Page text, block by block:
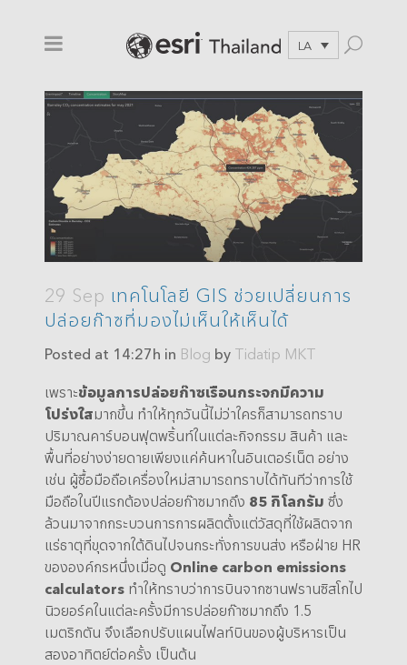
LA
29 Sep เทคโนโลยี GIS ช่วยเปลี่ยนการ
ปล่อยก๊าซที่มองไม่เห็นให้เห็นได้
Posted at 14:27h in Blog by Tidatip MKT
เพราะข้อมูลการปล่อยก๊าซเรือนกระจกมีความ
โปร่งใสมากขึ้น ทำให้ทุกวันนี้ไม่ว่าใครก็สามารถทราบ
ปริมาณคาร์บอนฟุตพริ้นท์ในแต่ละกิจกรรม สินค้า และ
พื้นที่อย่างง่ายดายเพียงแค่ค้นหาในอินเตอร์เน็ต อย่าง
เช่น ผู้ซื้อมือถือเครื่องใหม่สามารถทราบได้ทันทีว่าการใช้
มือถือในปีแรกต้องปล่อยก๊าซมากถึง 85 กิโลกรัม ซึ่ง
ล้วนมาจากกระบวนการการผลิตตั้งแต่วัสดุที่ใช้ผลิตจาก
แร่ธาตุที่ขุดจากใต้ดินไปจนกระทั่งการขนส่ง หรือฝ่าย HR
ขององค์กรหนึ่งเมื่อดู Online carbon emissions
calculators ทำให้ทราบว่าการบินจากซานฟรานซิสโกไป
นิวยอร์คในแต่ละครั้งมีการปล่อยก๊าซมากถึง 1.5
เมตริกตัน จึงเลือกปรับแผนไฟลท์บินของผู้บริหารเป็น
สองอาทิตย์ต่อครั้ง เป็นต้น